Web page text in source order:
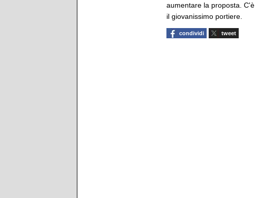
aumentare la proposta.
il giovanissimo portiere.
condividi tweet